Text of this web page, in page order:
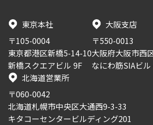
東京本社
〒105-0004
東京都港区新橋5-14-10
新橋スクエアビル 9F
大阪支店
〒550-0013
大阪府大阪市西
なにわ筋SIAビ
北海道営業所
〒060-0042
北海道札幌市中央区大通西9-3-33
キタコーセンタービルディング201